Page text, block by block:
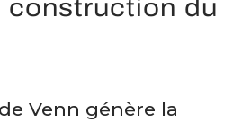
construction du
Venn génère la